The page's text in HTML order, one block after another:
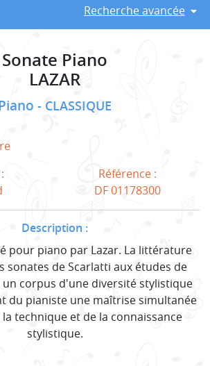
Recherche avancée
Sonate Piano
LAZAR
CLASSIQUE
Référence :
DF 01178300
Description :
pour piano par Lazar. La littérature
sonates de Scarlatti aux études de
corpus d'une diversité stylistique
du pianiste une maîtrise simultanée
technique et de la connaissance
stylistique.